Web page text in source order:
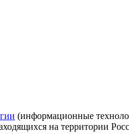
(информационные
на территории